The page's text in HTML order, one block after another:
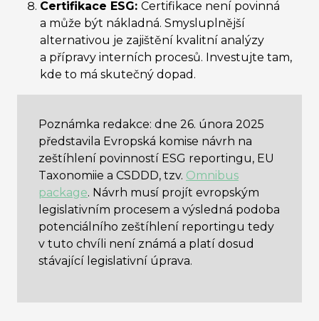
Certifikace ESG: Certifikace není povinná
a může být nákladná. Smysluplnější
alternativou je zajištění kvalitní analýzy
a přípravy interních procesů. Investujte tam,
kde to má skutečný dopad.
Poznámka redakce: dne 26. února 2025
představila Evropská komise návrh na
zeštíhlení povinností ESG reportingu, EU
Taxonomiie a CSDDD, tzv. Omnibus
package. Návrh musí projít evropským
legislativním procesem a výsledná podoba
potenciálního zeštíhlení reportingu tedy
v tuto chvíli není známá a platí dosud
stávající legislativní úprava.